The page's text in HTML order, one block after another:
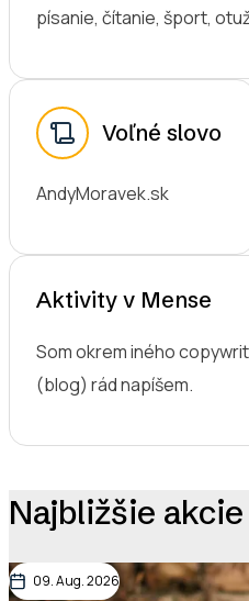
písanie, čítanie, šport,
Voľné slovo
AndyMoravek.sk
Aktivity v Mense
Som okrem iného
(blog) rád napíšem.
Najbližšie akcie
09. Aug. 2026